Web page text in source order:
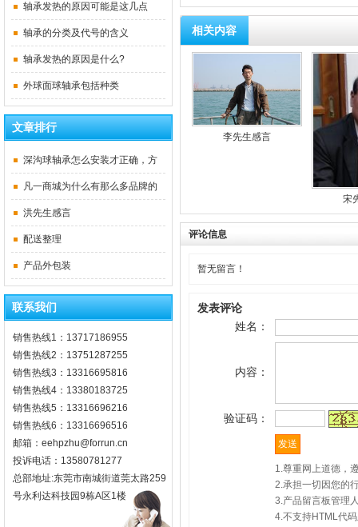
轴承发热的原因可能是这几点
轴承的分类及代号的含义
轴承发热的原因是什么?
外球面球轴承包括种类
文章排行
深沟球轴承怎么安装才正确，方
法是什么？
凡一商城为什么有那么多品牌的
代理资质？
洪先生感言
配送整理
产品外包装
联系我们
销售热线1：13717186955
销售热线2：13751287255
销售热线3：13316695816
销售热线4：13380183725
销售热线5：13316696216
销售热线6：13316696516
邮箱：eehpzhu@for​run.cn
投诉电话：13580781277
总部地址:东莞市南城街道莞太路259
号永利达科技园9栋A区1楼
相关内容
李先生感言
宋
评论信息
暂无留言！
发表评论
姓名：
内容：
验证码：
1.尊重网上道德，
2.承担一切因您的
3.产品留言板管理
4.不支持HTML代